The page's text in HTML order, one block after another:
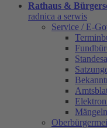
Rathaus &
radnica a serwis
Service / E-